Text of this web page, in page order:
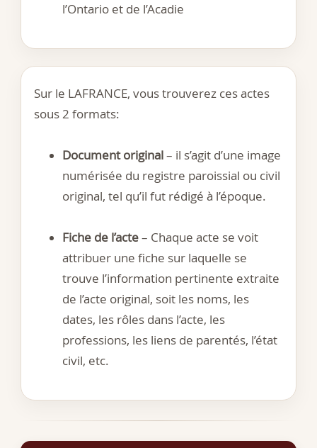
l’Ontario et de l’Acadie
Sur le LAFRANCE, vous trouverez ces actes
sous 2 formats:
Document original– il s’agit d’une image
numérisée du registre paroissial ou civil
original, tel qu’il fut rédigé à l’époque.
Fiche de l’acte– Chaque acte se voit
attribuer une fiche sur laquelle se
trouve l’information pertinente extraite
de l’acte original, soit les noms, les
dates, les rôles dans l’acte, les
professions, les liens de parentés, l’état
civil, etc.